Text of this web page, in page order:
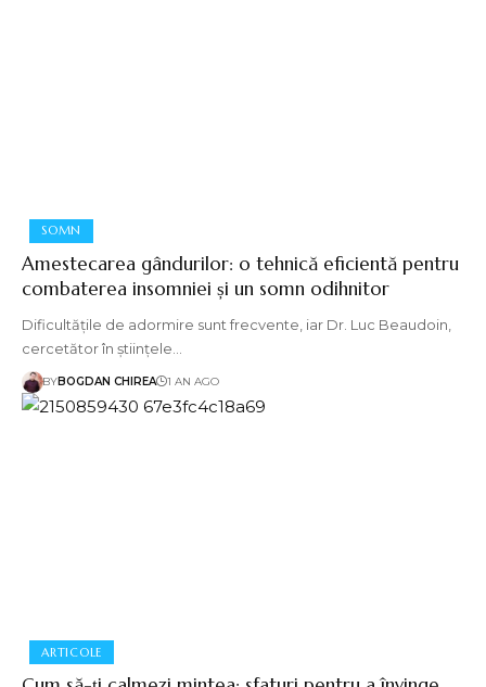
SOMN
Amestecarea gândurilor: o tehnică eficientă pentru
combaterea insomniei și un somn odihnitor
Dificultățile de adormire sunt frecvente, iar Dr. Luc Beaudoin,
cercetător în științele…
BYBOGDAN CHIREA 1 AN AGO
ARTICOLE